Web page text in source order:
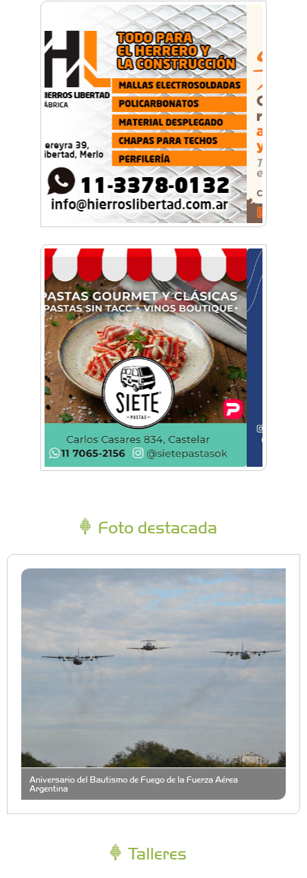
Foto destacada
Aniversario del Bautismo de Fuego de la Fuerza Aérea
Argentina
Talleres